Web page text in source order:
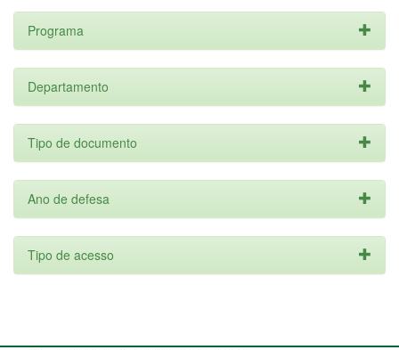
Programa
Departamento
Tipo de documento
Ano de defesa
Tipo de acesso